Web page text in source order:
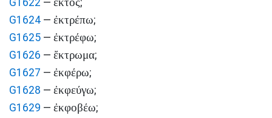
G1622 —
;
G1624 — ἐκτρέπω;
G1625 — ἐκτρέφω;
G1626 — ἔκτρωμα;
G1627 — ἐκφέρω;
G1628 — ἐκφεύγω;
G1629 — ἐκφοβέω;